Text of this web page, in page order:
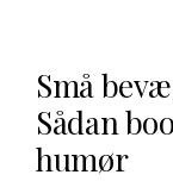
Små
Sådan
humør